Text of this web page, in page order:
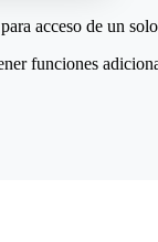
acceso de un
funciones